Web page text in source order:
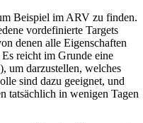
Beispiel im ARV zu finden.
vordefinierte Targets
denen alle Eigenschaften
reicht im Grunde eine
um darzustellen, welches
sind dazu geeignet, und
tatsächlich in wenigen Tagen